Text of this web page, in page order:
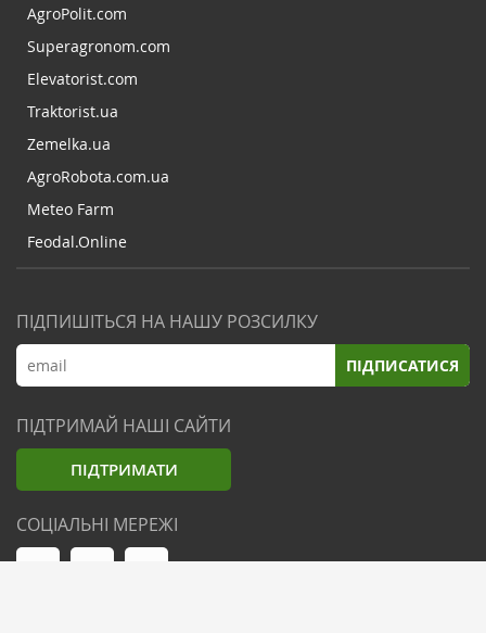
AgroPolit.com
Superagronom.com
Elevatorist.com
Traktorist.ua
Zemelka.ua
AgroRobota.com.ua
Meteo Farm
Feodal.Online
ПІДПИШІТЬСЯ НА НАШУ РОЗСИЛКУ
ПІДПИСАТИСЯ
ПІДТРИМАЙ НАШІ САЙТИ
ПІДТРИМАТИ
СОЦІАЛЬНІ МЕРЕЖІ